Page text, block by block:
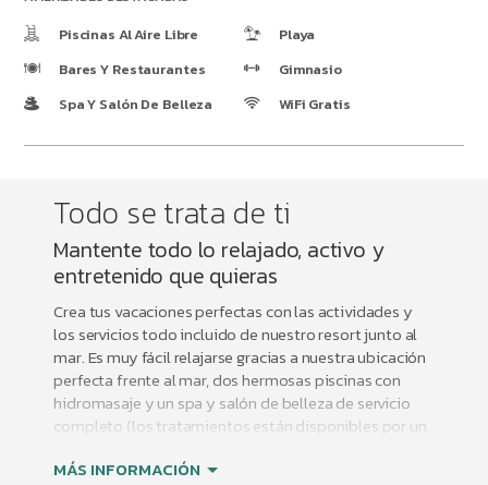
Piscinas Al Aire Libre
Playa
Bares Y Restaurantes
Gimnasio
Spa Y Salón De Belleza
WiFi Gratis
Todo se trata de ti
Mantente todo lo relajado, activo y
entretenido que quieras
Crea tus vacaciones perfectas con las actividades y
los servicios todo incluido de nuestro resort junto al
mar. Es muy fácil relajarse gracias a nuestra ubicación
perfecta frente al mar, dos hermosas piscinas con
hidromasaje y un spa y salón de belleza de servicio
completo (los tratamientos están disponibles por un
restaurantes y bares dentro de las instalaciones,
MÁS INFORMACIÓN